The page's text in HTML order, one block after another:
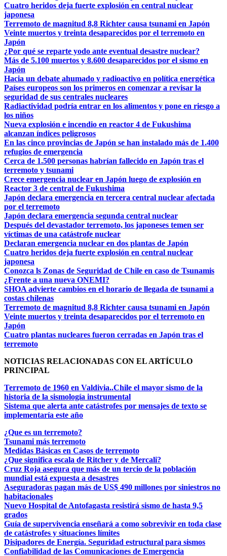
Cuatro heridos deja fuerte explosión en central nuclear
japonesa
Terremoto de magnitud 8,8 Richter causa tsunami en Japón
Veinte muertos y treinta desaparecidos por el terremoto en
Japón
¿Por qué se reparte yodo ante eventual desastre nuclear?
Más de 5.100 muertos y 8.600 desaparecidos por el sismo en
Japón
Hacia un debate ahumado y radioactivo en política energética
Países europeos son los primeros en comenzar a revisar la
seguridad de sus centrales nucleares
Radiactividad podría entrar en los alimentos y pone en riesgo a
los niños
Nueva explosión e incendio en reactor 4 de Fukushima
alcanzan índices peligrosos
En las cinco provincias de Japón se han instalado más de 1.400
refugios de emergencia
Cerca de 1.500 personas habrían fallecido en Japón tras el
terremoto y tsunami
Crece emergencia nuclear en Japón luego de explosión en
Reactor 3 de central de Fukushima
Japón declara emergencia en tercera central nuclear afectada
por el terremoto
Japón declara emergencia segunda central nuclear
Después del devastador terremoto, los japoneses temen ser
víctimas de una catástrofe nuclear
Declaran emergencia nuclear en dos plantas de Japón
Cuatro heridos deja fuerte explosión en central nuclear
japonesa
Conozca ls Zonas de Seguridad de Chile en caso de Tsunamis
¿Frente a una nueva ONEMI?
SHOA advierte cambios en el horario de llegada de tsunami a
costas chilenas
Terremoto de magnitud 8,8 Richter causa tsunami en Japón
Veinte muertos y treinta desaparecidos por el terremoto en
Japón
Cuatro plantas nucleares fueron cerradas en Japón tras el
terremoto
NOTICIAS RELACIONADAS CON EL ARTÍCULO
PRINCIPAL
Terremoto de 1960 en Valdivia..Chile el mayor sismo de la
historia de la sismología instrumental
Sistema que alerta ante catástrofes por mensajes de texto se
implementaría este año
¿Que es un terremoto?
Tsunami más terremoto
Medidas Básicas en Casos de terremoto
¿Que significa escala de Ritcher y de Mercali?
Cruz Roja asegura que más de un tercio de la población
mundial está expuesta a desastres
Aseguradoras pagan más de US$ 490 millones por siniestros no
habitacionales
Nuevo Hospital de Antofagasta resistirá sismo de hasta 9,5
grados
Guía de supervivencia enseñará a como sobrevivir en toda clase
de catástrofes y situaciones límites
Disipadores de Energía. Seguridad estructural para sismos
Confiabilidad de las Comunicaciones de Emergencia